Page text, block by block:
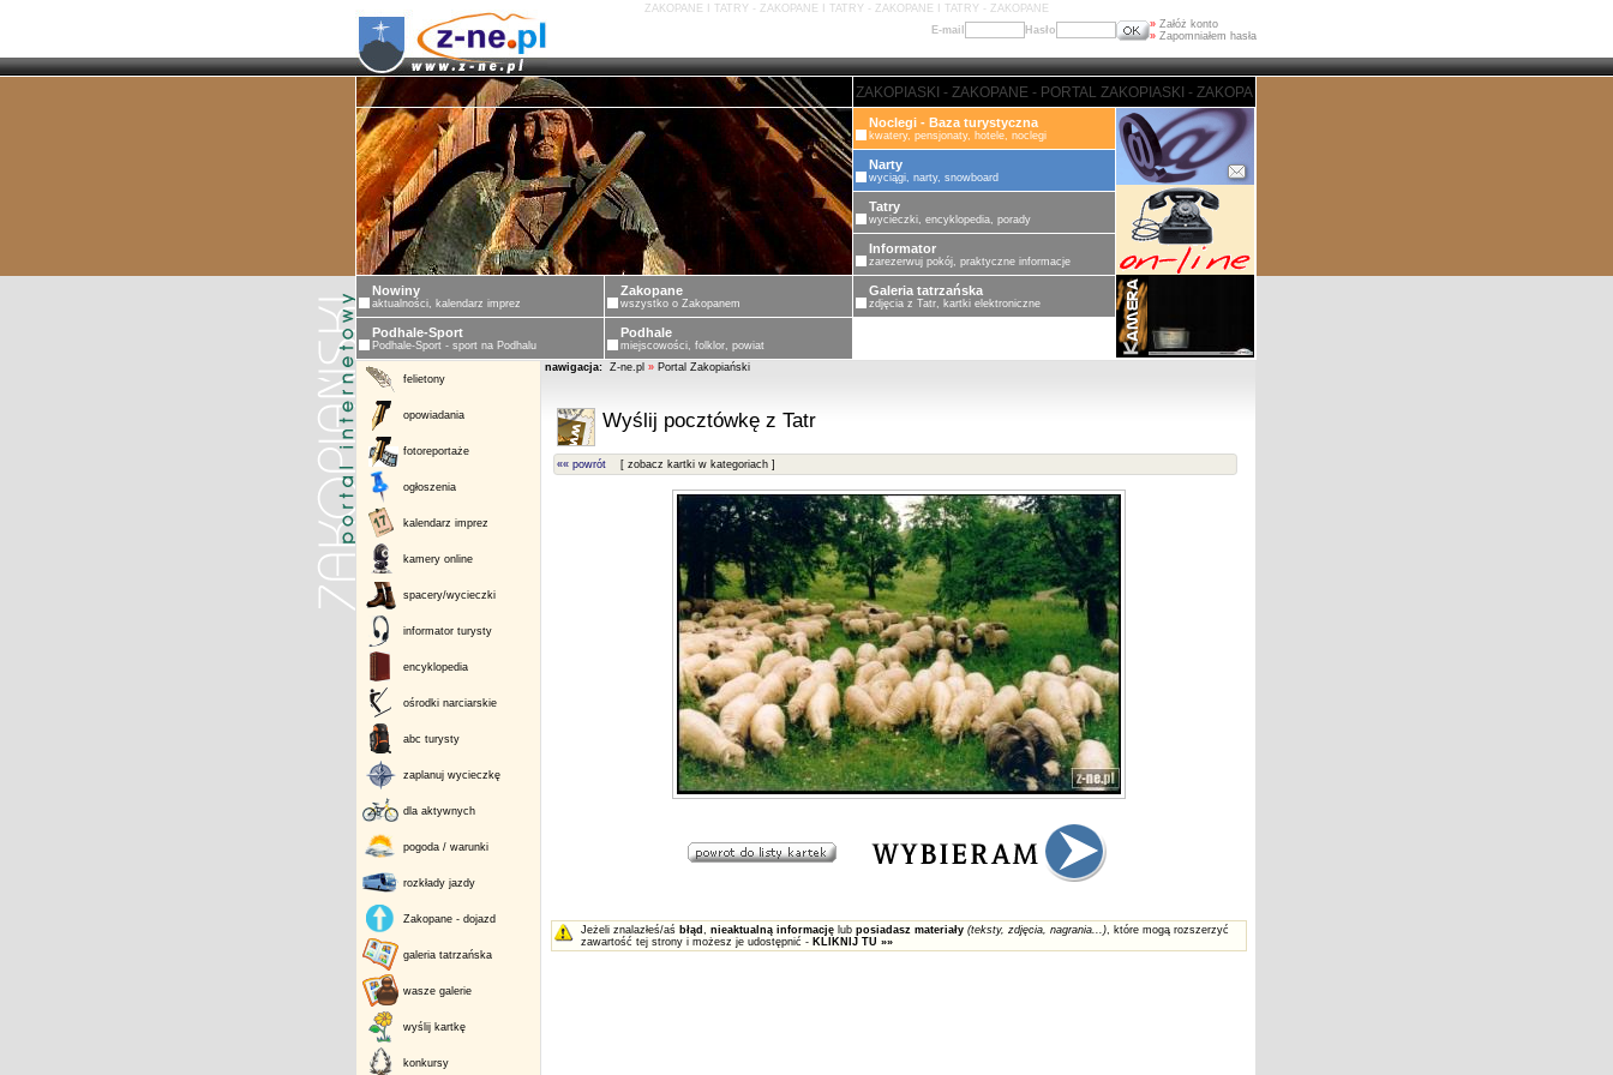
ZAKOPANE I TATRY - ZAKOPANE I TATRY - ZAKOPANE I TATRY - ZAKOPANE
E-mail
Hasło » Załóż konto
» Zapomniałem hasła
ZAKOPANE - PORTAL ZAKOPIASKI - ZAKOPANE - PORTAL ZAKOPIASKI - ZAKOPANE - PORTAL ZAKOPIASKI -
Noclegi - Baza turystyczna
kwatery, pensjonaty, hotele, noclegi
Narty
wyciągi, narty, snowboard
Tatry
wycieczki, encyklopedia, porady
Informator
zarezerwuj pokój, praktyczne informacje
Nowiny
aktualności, kalendarz imprez
Zakopane
wszystko o Zakopanem
Galeria tatrzańska
zdjęcia z Tatr, kartki elektroniczne
Podhale-Sport
Podhale-Sport - sport na Podhalu
Podhale
miejscowości, folklor, powiat
felietony
opowiadania
fotoreportaże
ogłoszenia
kalendarz imprez
kamery online
spacery/wycieczki
informator turysty
encyklopedia
ośrodki narciarskie
abc turysty
zaplanuj wycieczkę
dla aktywnych
pogoda / warunki
rozkłady jazdy
Zakopane - dojazd
galeria tatrzańska
wasze galerie
wyślij kartkę
konkursy
nawigacja: Z-ne.pl » Portal Zakopiański
Wyślij pocztówkę z Tatr
«« powrót [ zobacz kartki w kategoriach ]
Jeżeli znalazłeś/aś błąd , nieaktualną informacjęlub posiadasz materiały (teksty, zdjęcia, nagrania...), które mogą rozszerzyć
zawartość tej strony i możesz je udostępnić - KLIKNIJ TU »»